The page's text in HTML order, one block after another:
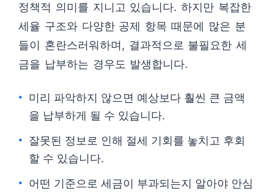
정책적 의미를 지니고 있습니다. 하지만 복잡한
세율 구조와 다양한 공제 항목 때문에 많은 분
들이 혼란스러워하며, 결과적으로 불필요한 세
금을 납부하는 경우도 발생합니다.
미리 파악하지 않으면 예상보다 훨씬 큰 금액
을 납부하게 될 수 있습니다.
잘못된 정보로 인해 절세 기회를 놓치고 후회
할 수 있습니다.
어떤 기준으로 세금이 부과되는지 알아야 안심